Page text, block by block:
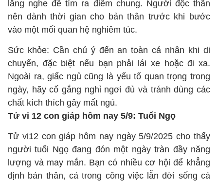
lắng nghe để tìm ra điểm chung. Người độc thân
nên dành thời gian cho bản thân trước khi bước
vào một mối quan hệ nghiêm túc.
Sức khỏe: Cần chú ý đến an toàn cá nhân khi di
chuyển, đặc biệt nếu bạn phải lái xe hoặc đi xa.
Ngoài ra, giấc ngủ cũng là yếu tố quan trọng trong
ngày, hãy cố gắng nghỉ ngơi đủ và tránh dùng các
chất kích thích gây mất ngủ.
Tử vi 12 con giáp hôm nay 5/9: Tuổi Ngọ
Tử vi12 con giáp hôm nay ngày 5/9/2025 cho thấy
người tuổi Ngọ đang đón một ngày tràn đầy năng
lượng và may mắn. Bạn có nhiều cơ hội để khẳng
định bản thân, cả trong công việc lẫn đời sống cá